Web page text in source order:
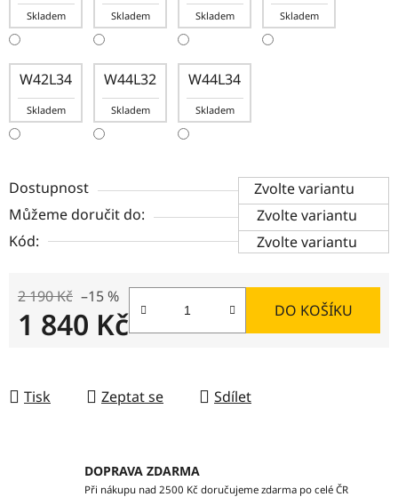
Skladem Skladem Skladem Skladem
W42L34
Skladem
W44L32
Skladem
W44L34
Skladem
Dostupnost
Zvolte variantu
Můžeme doručit do:
Zvolte variantu
Kód:
Zvolte variantu
2 190 Kč –15 %
1 840 Kč DO KOŠÍKU
Tisk Zeptat se Sdílet
DOPRAVA ZDARMA
Při nákupu nad 2500 Kč doručujeme zdarma po celé ČR